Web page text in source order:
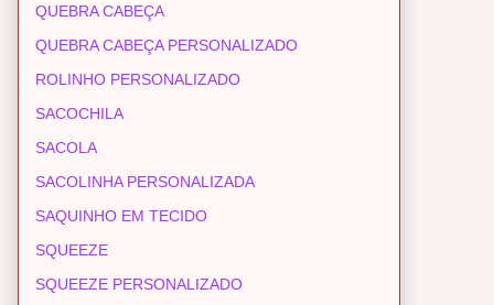
QUEBRA CABEÇA
QUEBRA CABEÇA PERSONALIZADO
ROLINHO PERSONALIZADO
SACOCHILA
SACOLA
SACOLINHA PERSONALIZADA
SAQUINHO EM TECIDO
SQUEEZE
SQUEEZE PERSONALIZADO